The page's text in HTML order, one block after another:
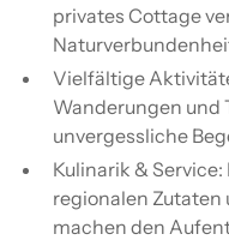
privates Cottage
Vielfältige
Wanderungen und
unvergessliche
Kulinarik &
regionalen Zutaten
machen den